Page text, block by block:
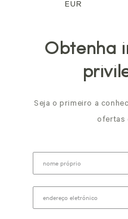
EUR
Obtenha
Seja o primeiro a
ofertas